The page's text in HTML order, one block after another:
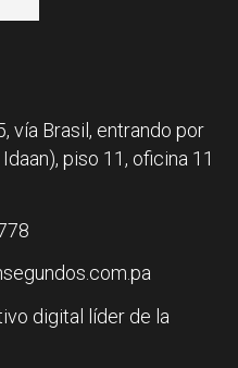
vía Brasil, entrando por
piso 11, oficina 11
digital líder de la